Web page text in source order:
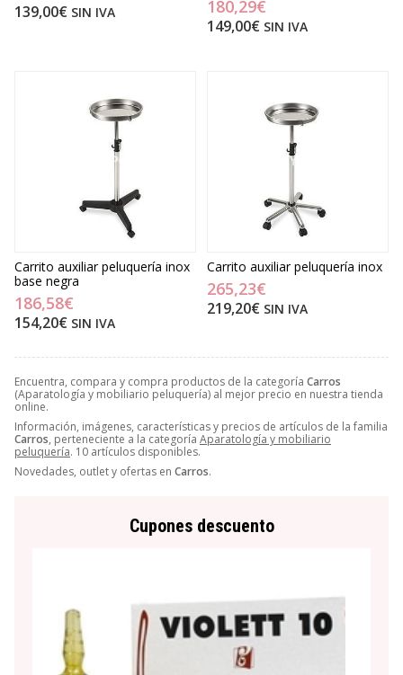
Encuentra, compara y compra productos de la categoría Carros
(Aparatología y mobiliario peluquería) al mejor precio en nuestra tienda
online.
Información, imágenes, características y precios de artículos de la familia
Carros, perteneciente a la categoría Aparatología y mobiliario
peluquería. 10 artículos disponibles.
Novedades, outlet y ofertas en Carros.
139,00€ SIN IVA 180,29€
149,00€ SIN IVA
Carrito auxiliar peluquería inox
base negra
186,58€
154,20€ SIN IVA
Carrito auxiliar peluquería inox
265,23€
219,20€ SIN IVA
Cupones descuento